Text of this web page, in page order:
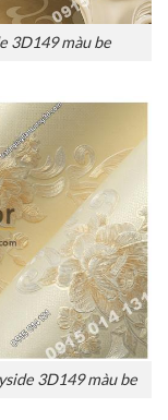
3D149 màu be
3D149 màu be